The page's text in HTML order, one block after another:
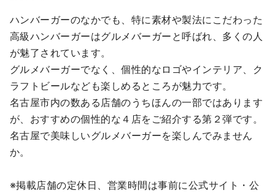
ハンバーガーのなかでも、特に素材や製法にこだわった
高級ハンバーガーはグルメバーガーと呼ばれ、多くの人
が魅了されています。
グルメバーガーでなく、個性的なロゴやインテリア、ク
ラフトビールなども楽しめるところが魅力です。
名古屋市内の数ある店舗のうちほんの一部ではあります
が、おすすめの個性的な４店をご紹介する第２弾です。
名古屋で美味しいグルメバーガーを楽しんでみません
か。
※掲載店舗の定休日、営業時間は事前に公式サイト・公